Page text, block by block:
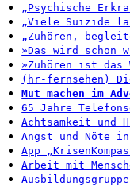
„Psychische
„Viele Suizide
„Zuhören,
»Das wird
»Zuhören ist das
(hr-fernsehen)
Mut machen im
65 Jahre
Achtsamkeit und
Angst und Nöte
App
Arbeit mit